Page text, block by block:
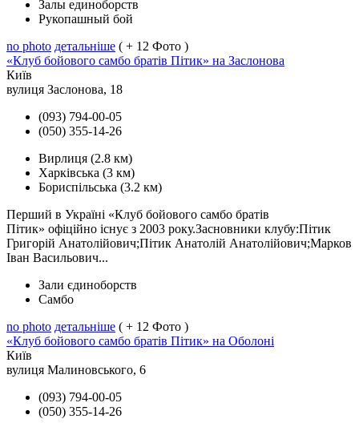
Залы единоборств
Рукопашный бой
no photo детальніше ( + 12 Фото )
«Клуб бойового самбо братів Пітик» на Заслонова
Київ
вулиця Заслонова, 18
(093) 794-00-05
(050) 355-14-26
Вирлиця (2.8 км)
Харківська (3 км)
Бориспільська (3.2 км)
Перший в Україні «Клуб бойового самбо братів
Пітик» офіційно існує з 2003 року.Засновники клубу:Пітик
Григорій Анатолійович;Пітик Анатолій Анатолійович;Марков
Iван Васильович...
Зали єдиноборств
Самбо
no photo детальніше ( + 12 Фото )
«Клуб бойового самбо братів Пітик» на Оболоні
Київ
вулиця Малиновського, 6
(093) 794-00-05
(050) 355-14-26